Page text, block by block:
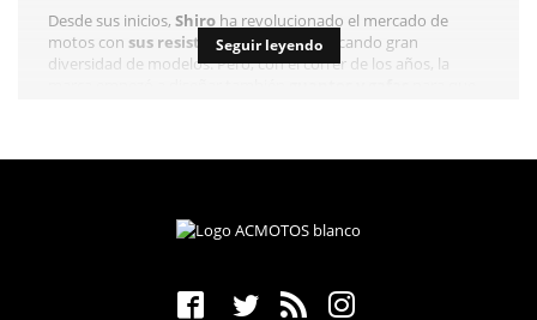
Desde sus inicios, Shiro ha revolucionado el mercado de
motos con sus resistentes cascos, fabricando gran
diversidad de modelos. Pero, con el correr de los años, la
No hace falta decir nada sobre la importancia que tiene el
casco para cualquier motorista, por lo que es preciso dar con
es reconocida en todo el mundo por fabricar cascos
Seguir leyendo